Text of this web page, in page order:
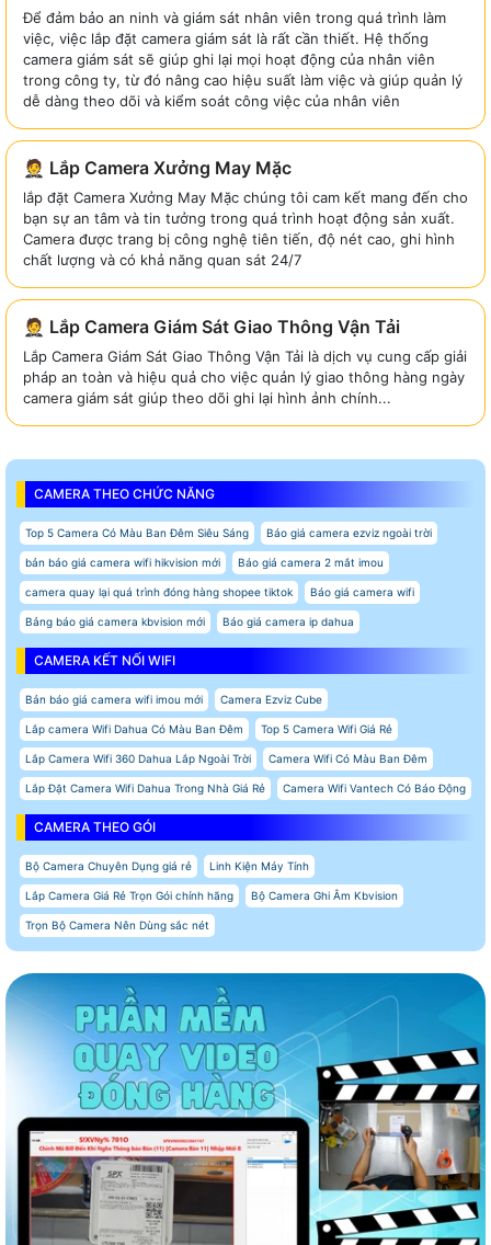
Để đảm bảo an ninh và giám sát nhân viên trong quá trình làm
việc, việc lắp đặt camera giám sát là rất cần thiết. Hệ thống
camera giám sát sẽ giúp ghi lại mọi hoạt động của nhân viên
trong công ty, từ đó nâng cao hiệu suất làm việc và giúp quản lý
dễ dàng theo dõi và kiểm soát công việc của nhân viên
🤵 Lắp Camera Xưởng May Mặc
lắp đặt Camera Xưởng May Mặc chúng tôi cam kết mang đến cho
bạn sự an tâm và tin tưởng trong quá trình hoạt động sản xuất.
Camera được trang bị công nghệ tiên tiến, độ nét cao, ghi hình
chất lượng và có khả năng quan sát 24/7
🤵 Lắp Camera Giám Sát Giao Thông Vận Tải
Lắp Camera Giám Sát Giao Thông Vận Tải là dịch vụ cung cấp giải
pháp an toàn và hiệu quả cho việc quản lý giao thông hàng ngày
camera giám sát giúp theo dõi ghi lại hình ảnh chính...
CAMERA THEO CHỨC NĂNG
Top 5 Camera Có Màu Ban Đêm Siêu Sáng Báo giá camera ezviz ngoài trời
bản báo giá camera wifi hikvision mới Báo giá camera 2 mắt imou
camera quay lại quá trình đóng hàng shopee tiktok Báo giá camera wifi
Bảng báo giá camera kbvision mới Báo giá camera ip dahua
CAMERA KẾT NỐI WIFI
Bản báo giá camera wifi imou mới Camera Ezviz Cube
Lắp camera Wifi Dahua Có Màu Ban Đêm Top 5 Camera Wifi Giá Rẻ
Lắp Camera Wifi 360 Dahua Lắp Ngoài Trời Camera Wifi Có Màu Ban Đêm
Lắp Đặt Camera Wifi Dahua Trong Nhà Giá Rẻ Camera Wifi Vantech Có Báo Động
CAMERA THEO GÓI
Bộ Camera Chuyên Dụng giá rẻ Linh Kiện Máy Tính
Lắp Camera Giá Rẻ Trọn Gói chính hãng Bộ Camera Ghi Âm Kbvision
Trọn Bộ Camera Nên Dùng sắc nét